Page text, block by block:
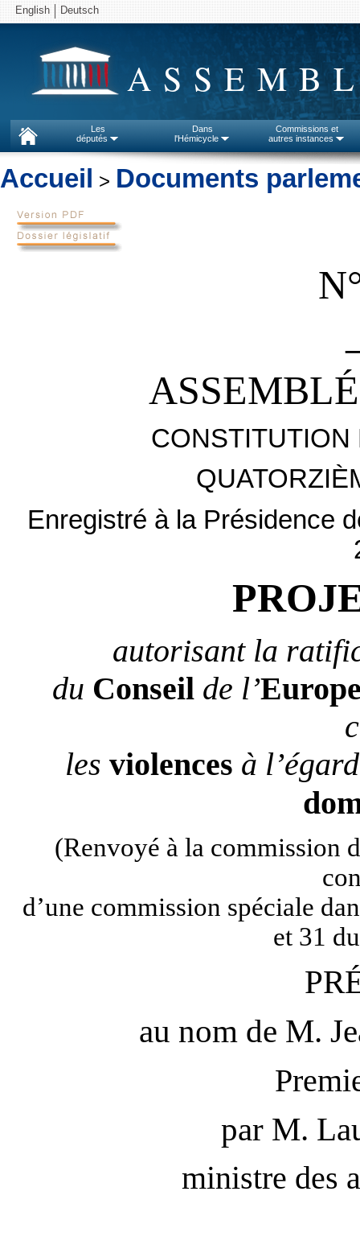
English Deutsch
Les
députés
Dans
l'Hémicycle
Commissions et
autres instances
Accueil > Documents
CONSTITUTION
Enregistré à la Présidence
autorisant la
du Conseilde l’
les violences à
(Renvoyé à la commission
d’une commission spéciale
et 31
au nom de M.
par M.
ministre des